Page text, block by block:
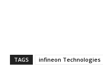
TAGS infineon Technologies